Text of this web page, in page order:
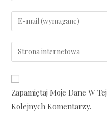
Zapamiętaj Moje Dane W
Kolejnych Komentarzy.